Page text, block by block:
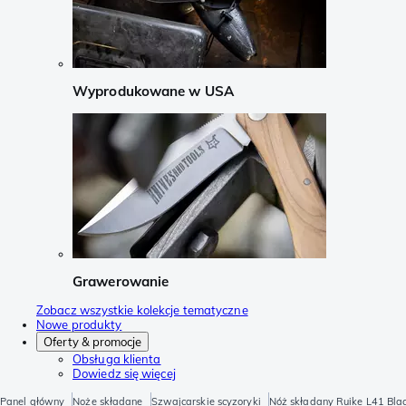
Wyprodukowane w USA
Grawerowanie
Zobacz wszystkie kolekcje tematyczne
Nowe produkty
Oferty & promocje
Obsługa klienta
Dowiedz się więcej
Panel główny Noże składane Szwajcarskie scyzoryki Nóż składany Ruike L41